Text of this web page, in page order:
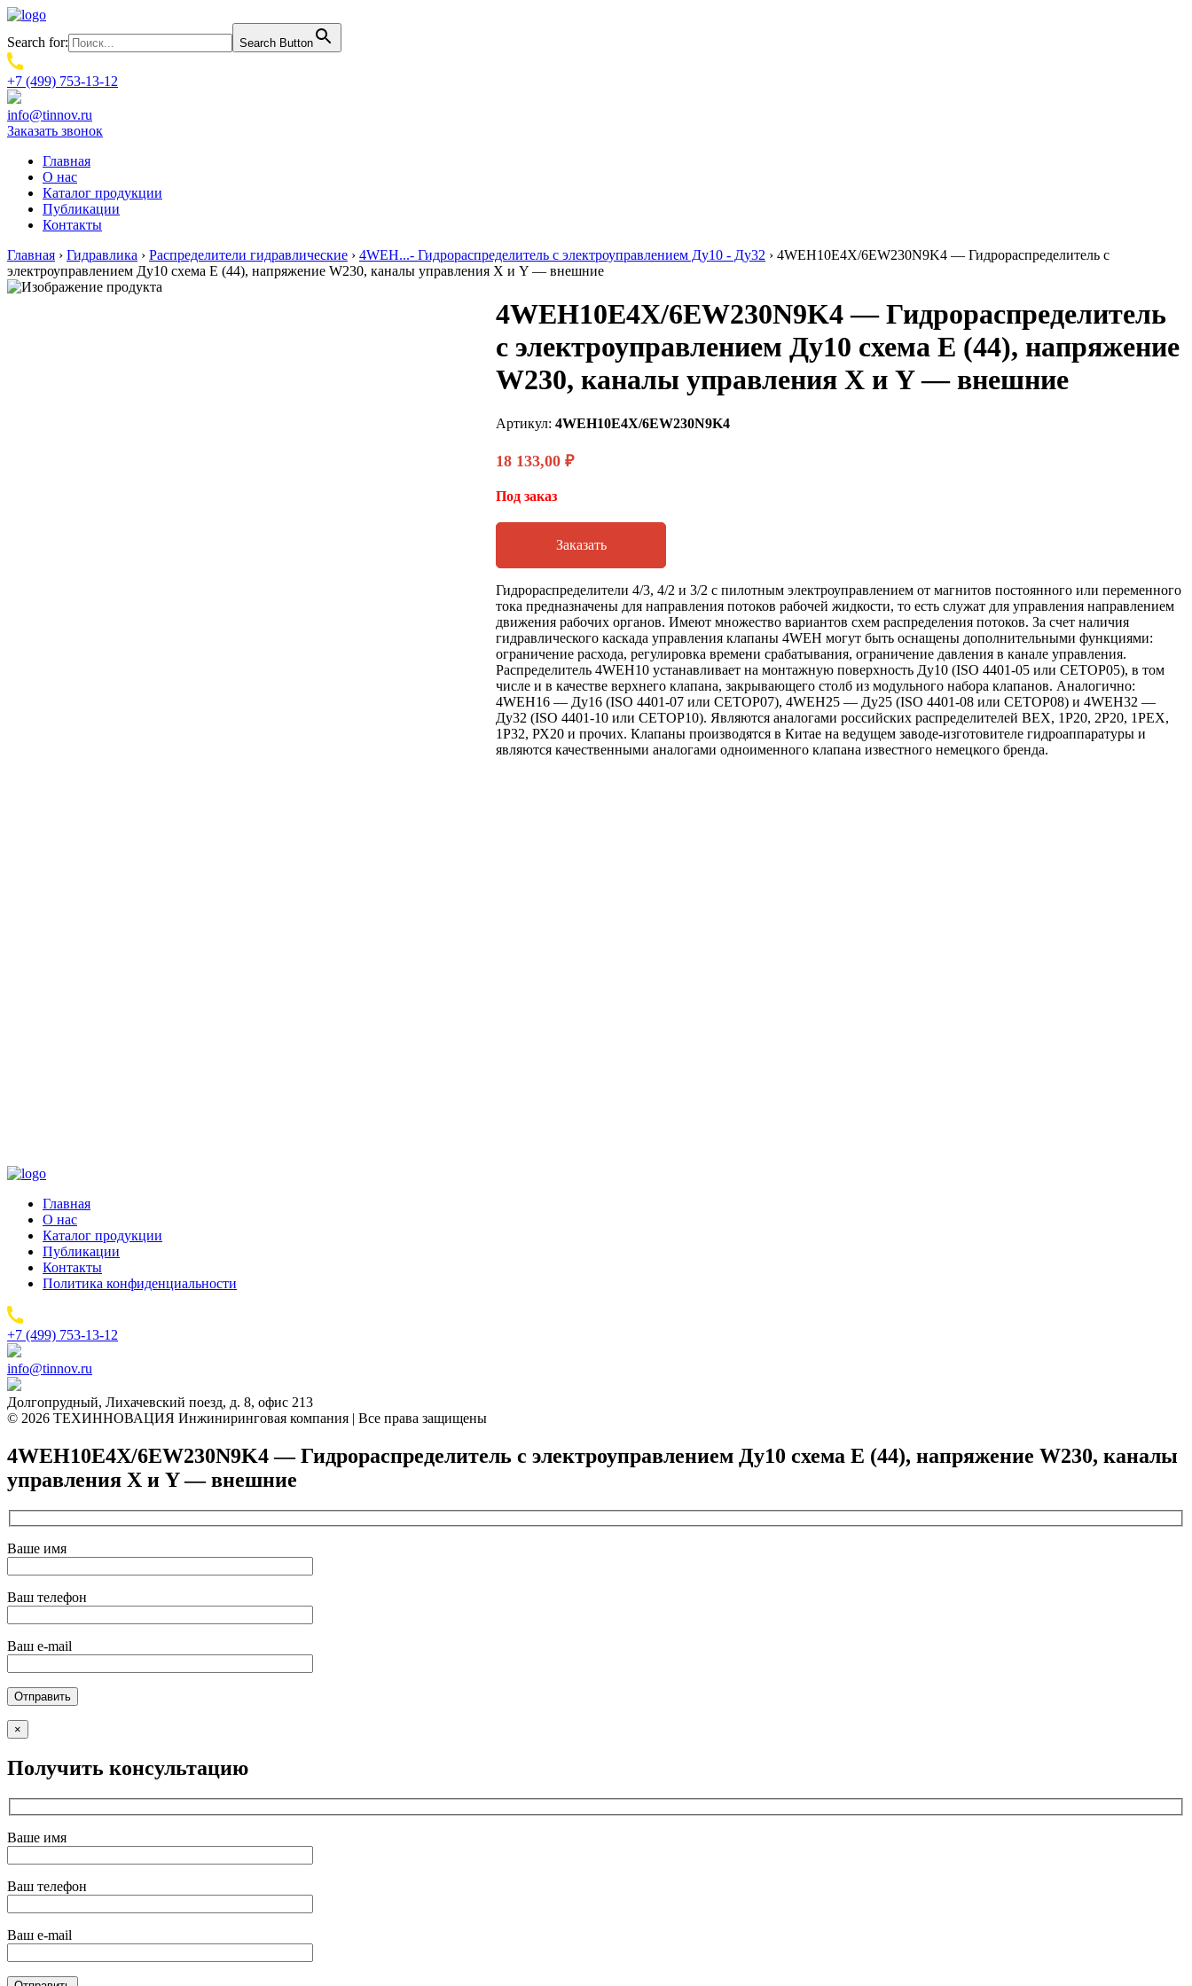
Search for: Search Button
+7 (499) 753-13-12
info@tinnov.ru
Заказать звонок
Главная
О нас
Каталог продукции
Публикации
Контакты
Главная › Гидравлика › Распределители гидравлические › 4WEH...- Гидрораспределитель с электроуправлением Ду10 - Ду32 › 4WEH10E4X/6EW230N9K4 — Гидрораспределитель с
электроуправлением Ду10 схема E (44), напряжение W230, каналы управления X и Y — внешние
4WEH10E4X/6EW230N9K4 — Гидрораспределитель
с электроуправлением Ду10 схема E (44), напряжение
W230, каналы управления X и Y — внешние
Артикул:4WEH10E4X/6EW230N9K4
18 133,00₽
Под заказ
Заказать
Гидрораспределители 4/3, 4/2 и 3/2 с пилотным электроуправлением от магнитов постоянного или переменного
тока предназначены для направления потоков рабочей жидкости, то есть служат для управления направлением
движения рабочих органов. Имеют множество вариантов схем распределения потоков. За счет наличия
гидравлического каскада управления клапаны 4WEH могут быть оснащены дополнительными функциями:
ограничение расхода, регулировка времени срабатывания, ограничение давления в канале управления.
Распределитель 4WEH10 устанавливает на монтажную поверхность Ду10 (ISO 4401-05 или CETOP05), в том
числе и в качестве верхнего клапана, закрывающего столб из модульного набора клапанов. Аналогично:
4WEH16 — Ду16 (ISO 4401-07 или CETOP07), 4WEH25 — Ду25 (ISO 4401-08 или CETOP08) и 4WEH32 —
Ду32 (ISO 4401-10 или CETOP10). Являются аналогами российских распределителей ВЕХ, 1Р20, 2Р20, 1РЕХ,
1Р32, РХ20 и прочих. Клапаны производятся в Китае на ведущем заводе-изготовителе гидроаппаратуры и
являются качественными аналогами одноименного клапана известного немецкого бренда.
Главная
О нас
Каталог продукции
Публикации
Контакты
Политика конфиденциальности
+7 (499) 753-13-12
info@tinnov.ru
Долгопрудный, Лихачевский поезд, д. 8, офис 213
© 2026 ТЕХИННОВАЦИЯ Инжиниринговая компания | Все права защищены
4WEH10E4X/6EW230N9K4 — Гидрораспределитель с электроуправлением Ду10 схема E (44), напряжение W230, каналы
управления X и Y — внешние
Ваше имя
Ваш телефон
Ваш e-mail
×
Получить консультацию
Ваше имя
Ваш телефон
Ваш e-mail